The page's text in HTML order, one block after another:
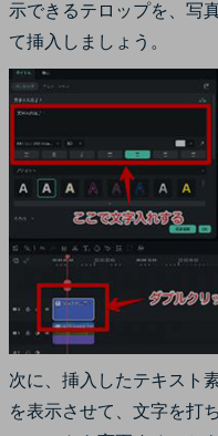
示できるテロップを、写
て挿入しましょう。
次に、挿入したテキスト
を表示させて、文字を打